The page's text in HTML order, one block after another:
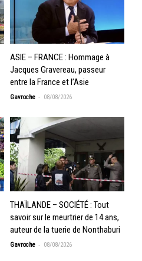
ASIE – FRANCE : Hommage à
Jacques Gravereau, passeur
entre la France et l’Asie
Gavroche - 08/08/2026
THAÏLANDE – SOCIÉTÉ : Tout
savoir sur le meurtrier de 14 ans,
auteur de la tuerie de Nonthaburi
Gavroche - 08/08/2026